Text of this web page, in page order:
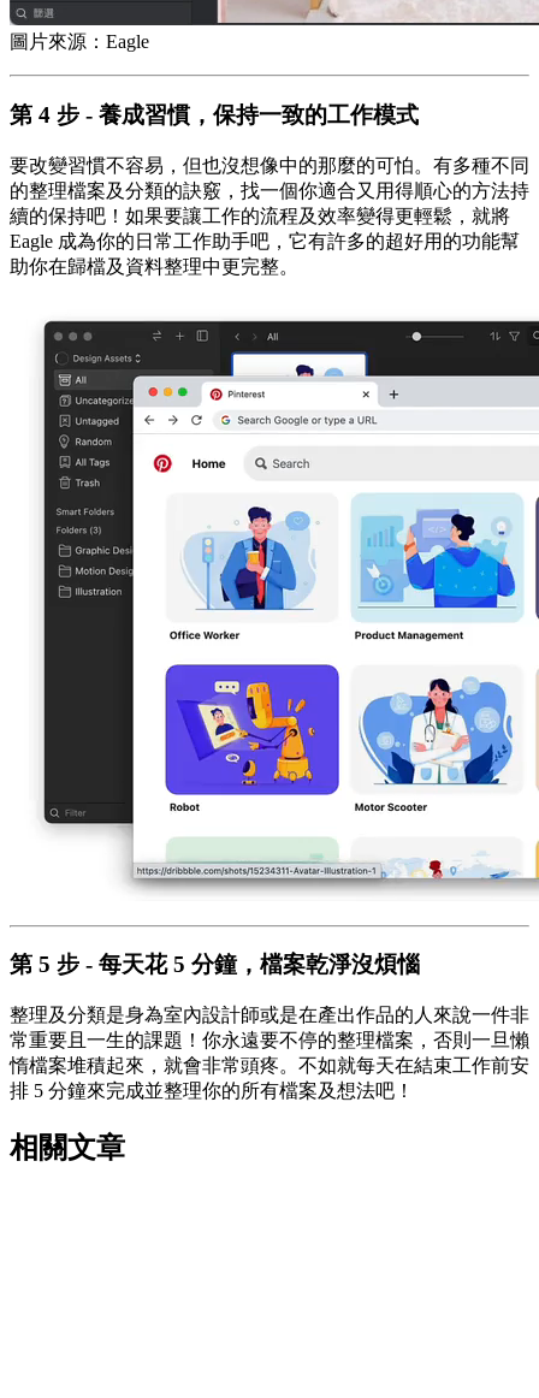
圖片來源：Eagle
第 4 步 - 養成習慣，保持一致的工作模式
要改變習慣不容易，但也沒想像中的那麼的可怕。有多種不同
的整理檔案及分類的訣竅，找一個你適合又用得順心的方法持
續的保持吧！如果要讓工作的流程及效率變得更輕鬆，就將
Eagle 成為你的日常工作助手吧，它有許多的超好用的功能幫
助你在歸檔及資料整理中更完整。
第 5 步 - 每天花 5 分鐘，檔案乾淨沒煩惱
整理及分類是身為室內設計師或是在產出作品的人來說一件非
常重要且一生的課題！你永遠要不停的整理檔案，否則一旦懶
惰檔案堆積起來，就會非常頭疼。不如就每天在結束工作前安
排 5 分鐘來完成並整理你的所有檔案及想法吧！
相關文章